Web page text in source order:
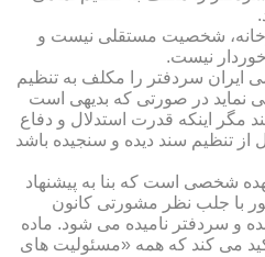
شخصیت مستقلی نیست و
نیست.
رسمی ایران سردفتر را مکلف به تنظیم
نماید در صورتی که بدیهی است
مگر اینکه قدرت استدلال و دفاع
از تنظیم سند دیده و سنجیده باشد
شخصی است که بنا به پیشنهاد
با جلب نظر مشورتی کانون
و سردفتر نامیده می شود. ماده
می کند که همه «مسئولیت های